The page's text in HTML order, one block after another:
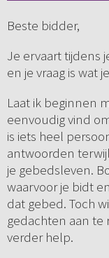
Beste bidder,
Je ervaart tijdens
en je vraag is wat
Laat ik beginnen
eenvoudig vind
is iets heel
antwoorden
je gebedsleven.
waarvoor je bidt
dat gebed. Toch
gedachten aan te
verder help.